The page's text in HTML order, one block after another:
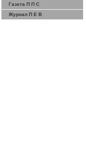
Газета П П С
Журнал П Е В